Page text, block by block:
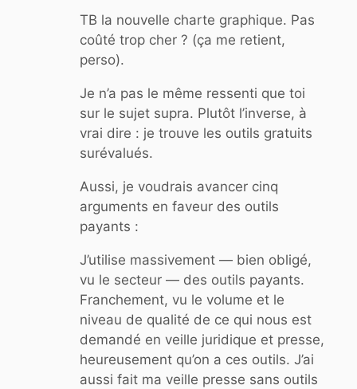
TB la nouvelle charte graphique. Pas
coûté trop cher ? (ça me retient,
perso).
Je n’a pas le même ressenti que toi
sur le sujet supra. Plutôt l’inverse, à
vrai dire : je trouve les outils gratuits
surévalués.
Aussi, je voudrais avancer cinq
arguments en faveur des outils
payants :
J’utilise massivement — bien obligé,
vu le secteur — des outils payants.
Franchement, vu le volume et le
niveau de qualité de ce qui nous est
demandé en veille juridique et presse,
heureusement qu’on a ces outils. J’ai
aussi fait ma veille presse sans outils